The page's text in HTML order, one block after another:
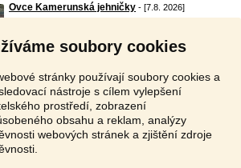
soubory cookies
stránky používají soubory cookies a
nástroje s cílem vylepšení
prostředí, zobrazení
obsahu a reklam, analýzy
webových stránek a zjištění zdroje
Ovce Kamerunská jehničky - [7.8. 2026]
850 Kč
Stránka: 1 2 3 Další